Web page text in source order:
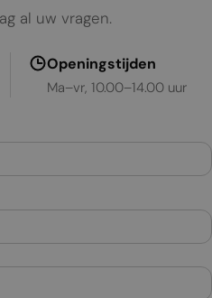
al uw vragen.
Openingstijden
Ma–vr, 10.00–14.00 uur